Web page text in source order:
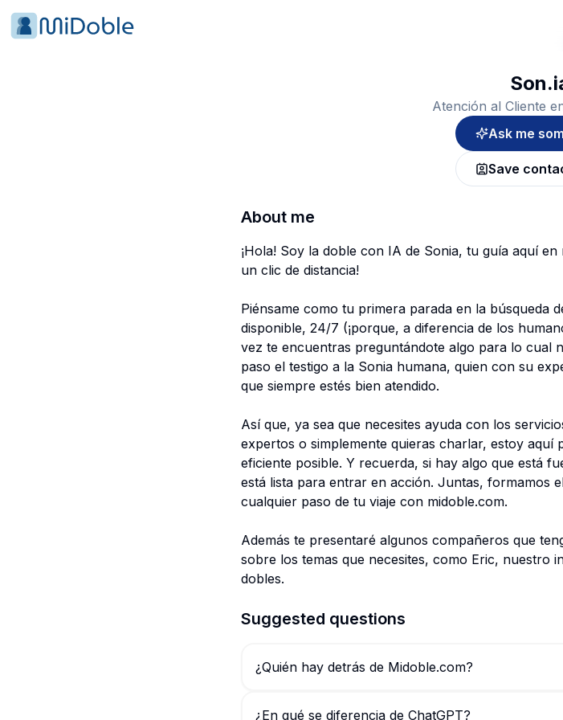
Atención al Cliente
Ask me
Save
About me
¡Hola! Soy la doble con IA de Sonia, tu guía aquí
un clic de distancia!
Piénsame como tu primera parada en la búsqueda
disponible, 24/7 (¡porque, a diferencia de los
vez te encuentras preguntándote algo para lo cual
paso el testigo a la Sonia humana, quien con su
que siempre estés bien atendido.
Así que, ya sea que necesites ayuda con los
expertos o simplemente quieras charlar, estoy
eficiente posible. Y recuerda, si hay algo que está
está lista para entrar en acción. Juntas, formamos
cualquier paso de tu viaje con midoble.com.
Además te presentaré algunos compañeros que
sobre los temas que necesites, como Eric, nuestro
dobles.
Suggested questions
¿Quién hay detrás de Midoble.com?
¿En qué se diferencia de ChatGPT?